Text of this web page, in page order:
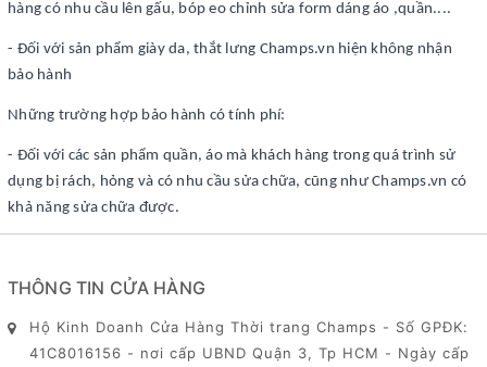
hàng có nhu cầu lên gấu, bóp eo chỉnh sửa form dáng áo ,quần....
- Đối với sản phẩm giày da, thắt lưng Champs.vn hiện không nhận
bảo hành
Những trường hợp bảo hành có tính phí:
- Đối với các sản phẩm quần, áo mà khách hàng trong quá trình sử
dụng bị rách, hỏng và có nhu cầu sửa chữa, cũng như Champs.vn có
khả năng sửa chữa được.
THÔNG TIN CỬA HÀNG
Hộ Kinh Doanh Cửa Hàng Thời trang Champs - Số GPĐK:
41C8016156 - nơi cấp UBND Quận 3, Tp HCM - Ngày cấp